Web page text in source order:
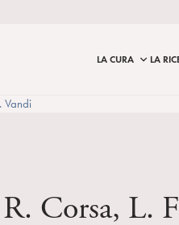
LA CURA LA
Vandi
Corsa, L.